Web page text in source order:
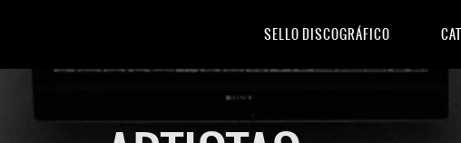
SELLO DISCOGRÁFICO